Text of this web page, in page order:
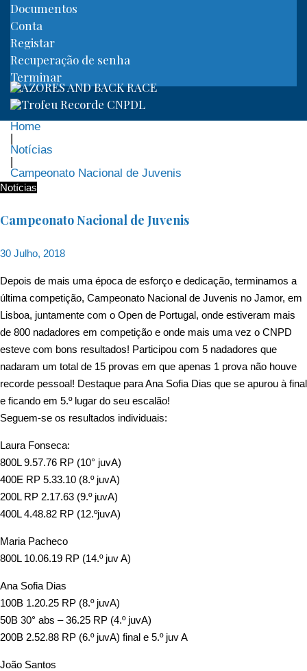
Documentos
Conta
Registar
Recuperação de senha
Terminar
Home
|
Notícias
|
Campeonato Nacional de Juvenis
Notícias
Campeonato Nacional de Juvenis
30 Julho, 2018
Depois de mais uma época de esforço e dedicação, terminamos a
última competição, Campeonato Nacional de Juvenis no Jamor, em
Lisboa, juntamente com o Open de Portugal, onde estiveram mais
de 800 nadadores em competição e onde mais uma vez o CNPD
esteve com bons resultados! Participou com 5 nadadores que
nadaram um total de 15 provas em que apenas 1 prova não houve
recorde pessoal! Destaque para Ana Sofia Dias que se apurou à final
e ficando em 5.º lugar do seu escalão!
Seguem-se os resultados individuais:
Laura Fonseca:
800L 9.57.76 RP (10° juvA)
400E RP 5.33.10 (8.º juvA)
200L RP 2.17.63 (9.º juvA)
400L 4.48.82 RP (12.ºjuvA)
Maria Pacheco
800L 10.06.19 RP (14.º juv A)
Ana Sofia Dias
100B 1.20.25 RP (8.º juvA)
50B 30° abs – 36.25 RP (4.º juvA)
200B 2.52.88 RP (6.º juvA) final e 5.º juv A
João Santos